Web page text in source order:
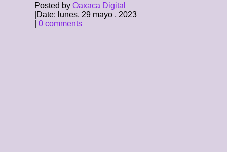
Posted by Oaxaca Digital
Date: lunes, 29 mayo , 2023
0 comments